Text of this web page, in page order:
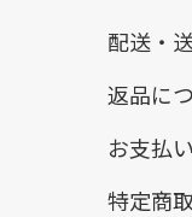
配送・
返品に
お支払
特定商